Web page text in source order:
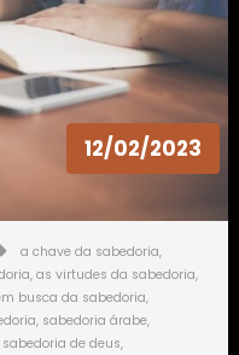
12/02/2023
a chave da sabedoria,
, as virtudes da sabedoria,
busca da sabedoria,
, sabedoria árabe,
sabedoria de deus,